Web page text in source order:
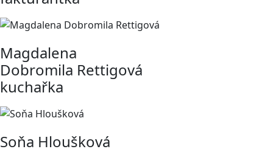
Magdalena
Dobromila Rettigová
kuchařka
Soňa Hloušková